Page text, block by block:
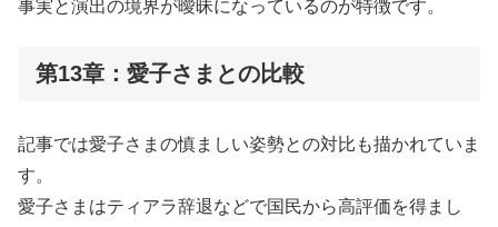
事実と演出の境界が曖昧になっているのが特徴です。
第13章：愛子さまとの比較
記事では愛子さまの慎ましい姿勢との対比も描かれていま
す。
愛子さまはティアラ辞退などで国民から高評価を得まし